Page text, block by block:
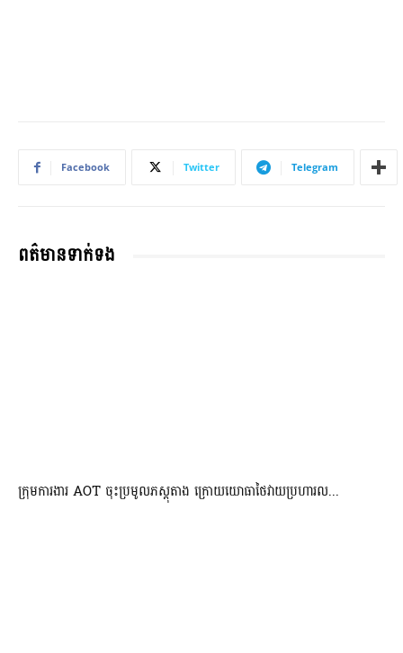
Facebook Twitter Telegram
ពត៌មានទាក់ទង
ក្រុមការងារ AOT ចុះប្រមូលភស្តុតាង ក្រោយយោធាថៃវាយប្រហារល...